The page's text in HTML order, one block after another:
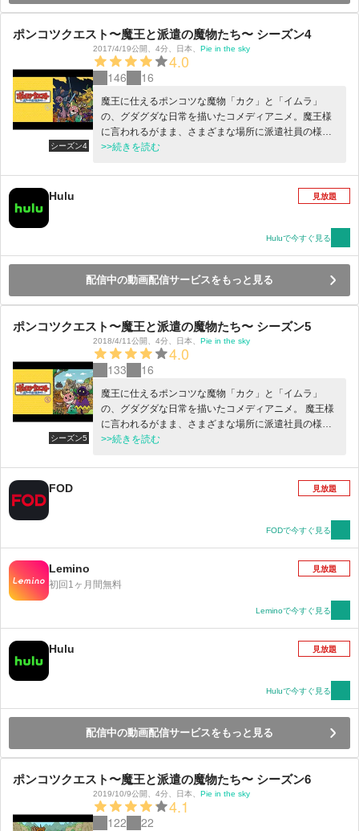
ポンコツクエスト〜魔王と派遣の魔物たち〜 シーズン4
シーズン4
2017/4/19公開 4分 日本 Pie in the sky
4.0
146 16
魔王に仕えるポンコツな魔物「カク」と「イムラ」
の、グダグダな日常を描いたコメディアニメ。魔王様
に言われるがまま、さまざまな場所に派遣社員の様に
飛ばされる二人。その度文句を言ったり、ケンカした
ようなグチをこぼす彼らは、果たして立派な魔物にな
れるのか！？監督脚本は「ヤイヤイ森のコミー」の松
>>続きを読む
Hulu 見放題
Huluで今すぐ見る
配信中の動画配信サービスをもっと見る
ポンコツクエスト〜魔王と派遣の魔物たち〜 シーズン5
シーズン5
2018/4/11公開 4分 日本 Pie in the sky
4.0
133 16
魔王に仕えるポンコツな魔物「カク」と「イムラ」
の、グダグダな日常を描いたコメディアニメ。 魔王様
に言われるがまま、さまざまな場所に派遣社員の様に
飛ばされる二人。その度文句を言ったり、ケンカした
人のようなグチをこぼす彼らは、果たして立派な魔物
になれるのか！？ 監督脚本は「ヤイヤイ森のコミー」
>>続きを読む
FOD 見放題
FODで今すぐ見る
Lemino
初回1ヶ月間無料
見放題
Leminoで今すぐ見る
Hulu 見放題
Huluで今すぐ見る
配信中の動画配信サービスをもっと見る
ポンコツクエスト〜魔王と派遣の魔物たち〜 シーズン6
2019/10/9公開 4分 日本 Pie in the sky
4.1
122 22